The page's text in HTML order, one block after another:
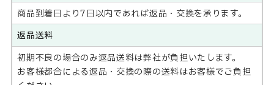
商品到着日より7日以内であれば返品・交換を承ります。
返品送料
初期不良の場合のみ返品送料は弊社が負担いたします。
お客様都合による返品・交換の際の送料はお客様でご負担